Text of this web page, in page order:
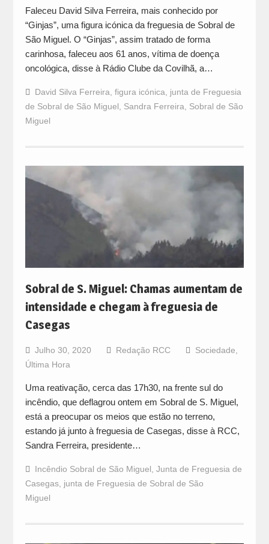
Faleceu David Silva Ferreira, mais conhecido por
“Ginjas”, uma figura icónica da freguesia de Sobral de
São Miguel. O “Ginjas”, assim tratado de forma
carinhosa, faleceu aos 61 anos, vítima de doença
oncológica, disse à Rádio Clube da Covilhã, a…
David Silva Ferreira figura icónica
junta de Freguesia
de Sobral de São Miguel
Sandra Ferreira
Sobral de São
Miguel
Sobral de S. Miguel: Chamas aumentam de
intensidade e chegam à freguesia de
Casegas
Julho 30, 2020 Redação RCC Sociedade
Última Hora
Uma reativação, cerca das 17h30, na frente sul do
incêndio, que deflagrou ontem em Sobral de S. Miguel,
está a preocupar os meios que estão no terreno,
estando já junto à freguesia de Casegas, disse à RCC,
Sandra Ferreira, presidente…
Incêndio Sobral de São Miguel Junta de Freguesia de
Casegas, junta de Freguesia de Sobral de São
Miguel